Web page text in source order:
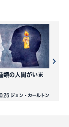
類の人間がいま
ジョン・カールトン